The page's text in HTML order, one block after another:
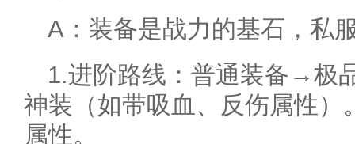
A：装备是战力的基石，私
1.进阶路线：普通装备→
神装（如带吸血、反伤属性）
属性。